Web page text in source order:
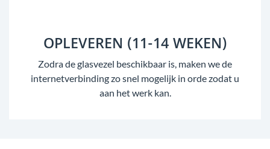
OPLEVEREN (11-14 WEKEN)
Zodra de glasvezel beschikbaar is, maken we de
internetverbinding zo snel mogelijk in orde zodat u
aan het werk kan.